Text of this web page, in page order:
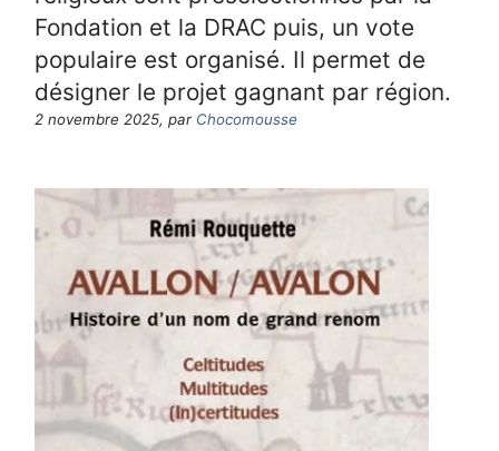
Fondation et la DRAC puis, un vote
populaire est organisé. Il permet de
désigner le projet gagnant par région.
2 novembre 2025, par Chocomousse